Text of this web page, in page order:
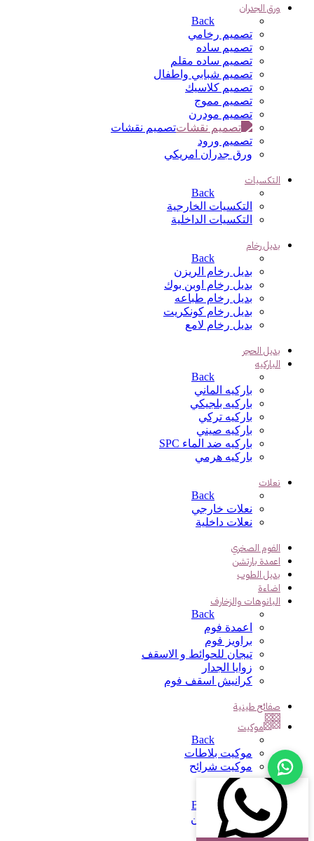
ورق الجدران
Back
تصميم رخامي
تصميم ساده
تصميم ساده مقلم
تصميم شبابي واطفال
تصميم كلاسيك
تصميم مموج
تصميم مودرن
تصميم نقشات
تصميم ورود
ورق جدران امريكي
التكسيات
Back
التكسيات الخارجية
التكسيات الداخلية
بديل رخام
Back
بديل رخام الريزن
بديل رخام اوبن بوك
بديل رخام طباعه
بديل رخام كونكريت
بديل رخام لامع
بديل الحجر
الباركيه
Back
باركيه الماني
باركيه بلجيكي
باركيه تركي
باركيه صيني
باركيه ضد الماء SPC
باركيه هرمي
نعلات
Back
نعلات خارجي
نعلات داخلية
الفوم الصخري
اعمدة بارتشن
بديل الطوب
اضاءة
البانوهات والزخارف
Back
اعمدة فوم
براويز فوم
تيجان للحوائط و الاسقف
زوايا الجدار
كرانيش اسقف فوم
صفائح طينية
موكيت
Back
موكيت بلاطات
موكيت شرائح
اثاث
Back
وحدات تخزين
طاولات